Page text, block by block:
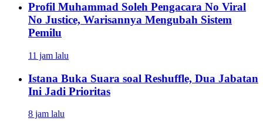
Profil Muhammad Soleh Pengacara No Viral
No Justice, Warisannya Mengubah Sistem
Pemilu
11 jam lalu
Istana Buka Suara soal Reshuffle, Dua Jabatan
Ini Jadi Prioritas
8 jam lalu